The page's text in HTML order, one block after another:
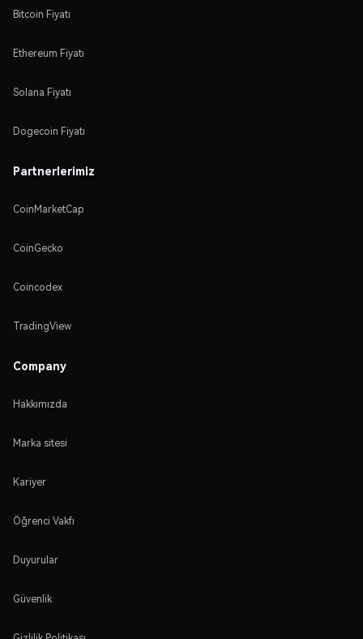
Bitcoin Fiyatı
Ethereum Fiyatı
Solana Fiyatı
Dogecoin Fiyatı
Partnerlerimiz
CoinMarketCap
CoinGecko
Coincodex
TradingView
Company
Hakkımızda
Marka sitesi
Kariyer
Öğrenci Vakfı
Duyurular
Güvenlik